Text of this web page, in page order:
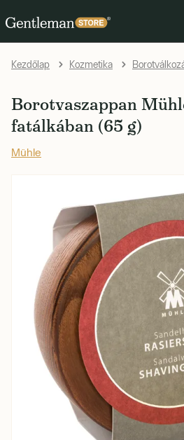
Kezdőlap Kozmetika
Borotvaszappan
fatálkában (65 g)
Mühle